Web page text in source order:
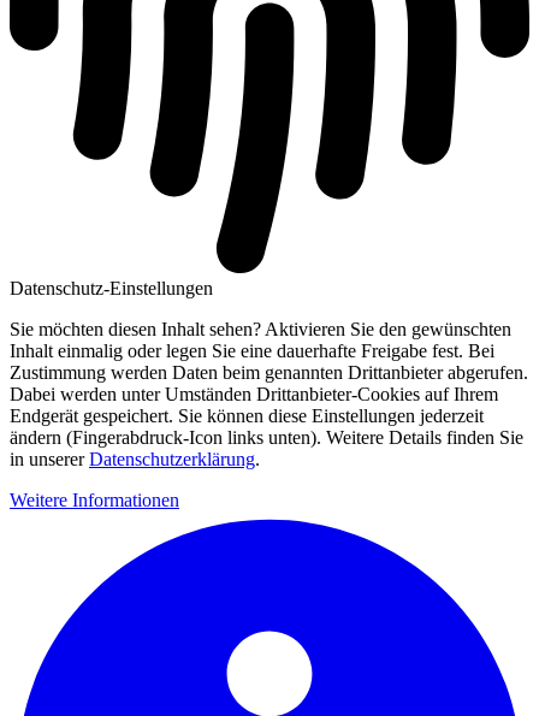
Datenschutz-Einstellungen
Sie möchten diesen Inhalt sehen? Aktivieren Sie den gewünschten
Inhalt einmalig oder legen Sie eine dauerhafte Freigabe fest. Bei
Zustimmung werden Daten beim genannten Drittanbieter abgerufen.
Dabei werden unter Umständen Drittanbieter-Cookies auf Ihrem
Endgerät gespeichert. Sie können diese Einstellungen jederzeit
ändern (Fingerabdruck-Icon links unten). Weitere Details finden Sie
in unsererDatenschutzerklärung.
Weitere Informationen